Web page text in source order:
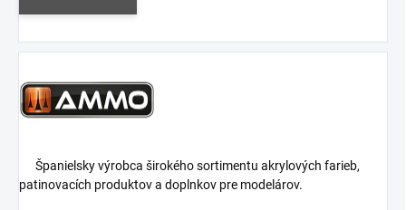
Španielsky výrobca širokého sortimentu akrylových farieb,
patinovacích produktov a doplnkov pre modelárov.